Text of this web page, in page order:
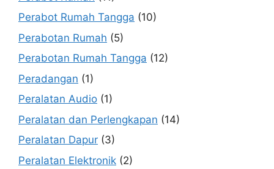
Perabot Rumah Tangga (10)
Perabotan Rumah (5)
Perabotan Rumah Tangga (12)
Peradangan (1)
Peralatan Audio (1)
Peralatan dan Perlengkapan (14)
Peralatan Dapur (3)
Peralatan Elektronik (2)